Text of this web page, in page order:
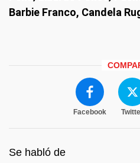
Barbie Franco, Candela
Facebook
Se habló de